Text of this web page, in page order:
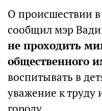
О происшествии в
сообщил мэр
не проходить
общественного
воспитывать в
уважение к труду